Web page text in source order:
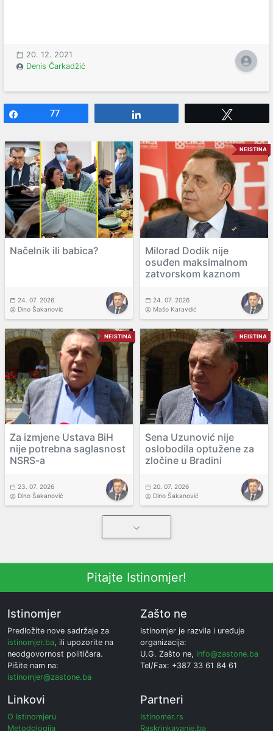
20. 12. 2021
Denis Čarkadžić
77
Načelnik ili babica?
24. 07. 2026
Dino Šakanović
NEISTINA
Milorad Dodik nije
osuđen maksimalnom
zatvorskom kaznom
24. 07. 2026
Mašo Karavdić
NEISTINA
Za izmjene Ustava BiH
nije potrebna saglasnost
NSRS-a
23. 07. 2026
Dino Šakanović
NEISTINA
Sena Uzunović nije
oslobodila optužene za
zločine u Bradini
20. 07. 2026
Dino Šakanović
Pitajte Istinomjer!
Istinomjer
Predložite nove sadržaje za
istinomjer.ba, ili upozorite na
neodgovornost političara.
Pišite nam na:
istinomjer@zastone.ba
Zašto ne
Istinomjer je razvila i uređuje
organizacija:
U.G. Zašto ne, info@zastone.ba
Tel/Fax: +387 33 61 84 61
Linkovi
O Istinomjeru
Metodologija
Partneri
Istinomer.rs
Raskrinkavanje.ba